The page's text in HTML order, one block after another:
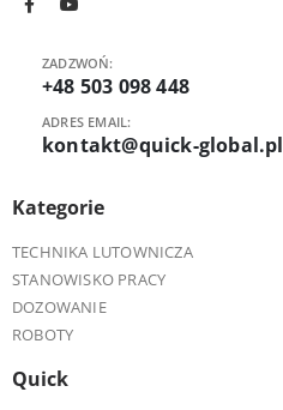
ZADZWOŃ:
+48 503 098 448
ADRES EMAIL:
kontakt@quick-global.pl
Kategorie
TECHNIKA LUTOWNICZA
STANOWISKO PRACY
DOZOWANIE
ROBOTY
Quick